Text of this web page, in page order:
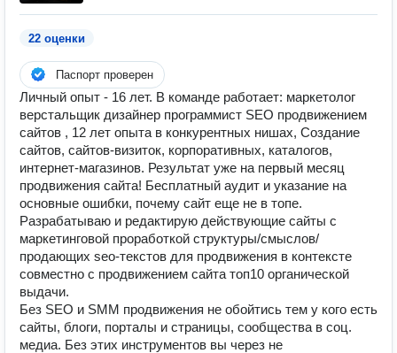
22 оценки
Паспорт проверен
Личный опыт - 16 лет. В команде работает: маркетолог
верстальщик дизайнер программист SEO продвижением
сайтов , 12 лет опыта в конкурентных нишах, Создание
сайтов, сайтов-визиток, корпоративных, каталогов,
интернет-магазинов. Результат уже на первый месяц
продвижения сайта! Бесплатный аудит и указание на
основные ошибки, почему сайт еще не в топе.
Разрабатываю и редактирую действующие сайты с
маркетинговой проработкой структуры/смыслов/
продающих seo-текстов для продвижения в контексте
совместно с продвижением сайта топ10 органической
выдачи.
Без SEO и SMM продвижения не обойтись тем у кого есть
сайты, блоги, порталы и страницы, сообщества в соц.
медиа. Без этих инструментов вы через не